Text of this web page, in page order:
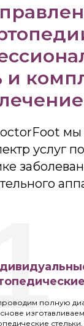
мы
услуг
полную